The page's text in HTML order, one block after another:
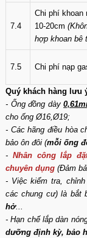
7.4
Chi phí khoan
10-20cm
hợp khoan bê
7.5 Chi phí nạp
Quý khách hàng lưu
- Ống đồng dày
cho ống Ø16,Ø19;
- Các hãng điều hòa
bảo ôn đôi (mỗi ống
- Nhân công lắp
chuyên dụng (Đảm
- Việc kiểm tra,
các chung cư) là bắt
hở...
- Hạn chế lắp dàn
dưỡng định kỳ, bảo